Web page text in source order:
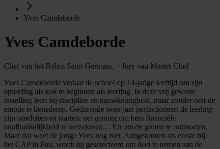
Yves Camdeborde
Yves Camdeborde
Chef van het Relais Saint-Germain, – Jury van Master Chef
Yves Camdeborde verlaat de school op 14-jarige leeftijd om zijn
opleiding als kok te beginnen als leerling. In deze vrij gewone
instelling leert hij discipline en nauwkeurigheid, maar zonder ooit de
emotie te benaderen. Gedurende twee jaar perfectioneert de leerling
zijn omeletten en taarten, net genoeg om hem financiële
onafhankelijkheid te verzekeren… En om de groten te ontmoeten.
Maar dat weet de jonge Yves nog niet. Aangekomen als eerste bij
het CAP in Pau, wordt hij geselecteerd om deel te nemen aan de